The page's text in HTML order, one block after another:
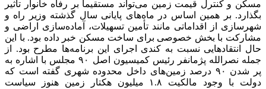
مسکن و کنترل قیمت زمین می‌تواند مستقیما بر رفاه خانوار تأثیر
بگذارد. بر همین اساس در ماه‌های پایانی سال گذشته وزیر راه و
شهرسازی از اقداماتی مانند تأمین تسهیلات، آماده‌سازی اراضی و
مشارکت با بخش خصوصی برای ساخت مسکن خبر داده بود. با این
حال انتقاد‌هایی نسبت به کندی اجرای این برنامه‌ها مطرح بود. از
جمله نصرالله پژمانفر رئیس کمیسیون اصل ۹۰ مجلس با اشاره به
پر شدن ۹۰ درصد زمین‌های داخل محدوده شهری گفته است که
دولت با وجود مالکیت ۱.۸ میلیون هکتار زمین هنوز سیاست